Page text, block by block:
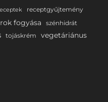
receptgyűjtemény
fogyása
szénhidrát
tojáskrém vegetáriánus